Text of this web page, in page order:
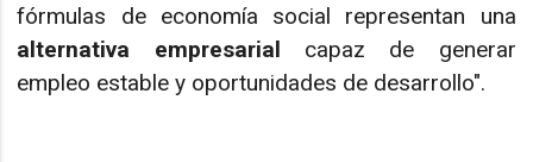
fórmulas de economía social representan una
alternativa empresarial capaz de generar
empleo estable y oportunidades de desarrollo".